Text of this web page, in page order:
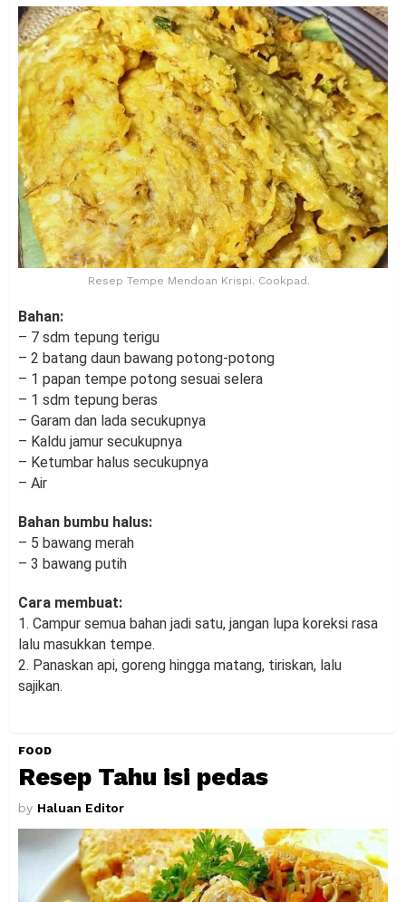
Resep Tempe Mendoan Krispi. Cookpad.
Bahan:
– 7 sdm tepung terigu
– 2 batang daun bawang potong-potong
– 1 papan tempe potong sesuai selera
– 1 sdm tepung beras
– Garam dan lada secukupnya
– Kaldu jamur secukupnya
– Ketumbar halus secukupnya
– Air
Bahan bumbu halus:
– 5 bawang merah
– 3 bawang putih
Cara membuat:
1. Campur semua bahan jadi satu, jangan lupa koreksi rasa
lalu masukkan tempe.
2. Panaskan api, goreng hingga matang, tiriskan, lalu
sajikan.
FOOD
Resep Tahu isi pedas
by Haluan Editor